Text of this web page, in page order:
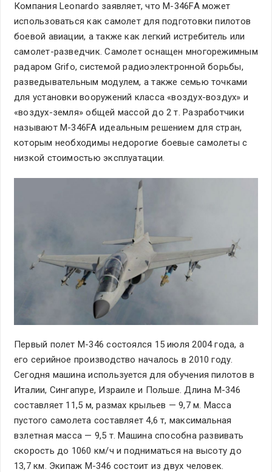
Компания Leonardo заявляет, что M-346FA может
использоваться как самолет для подготовки пилотов
боевой авиации, а также как легкий истребитель или
самолет-разведчик. Самолет оснащен многорежимным
радаром Grifo, системой радиоэлектронной борьбы,
разведывательным модулем, а также семью точками
для установки вооружений класса «воздух-воздух» и
«воздух-земля» общей массой до 2 т. Разработчики
называют M-346FA идеальным решением для стран,
которым необходимы недорогие боевые самолеты с
низкой стоимостью эксплуатации.
Первый полет M-346 состоялся 15 июля 2004 года, а
его серийное производство началось в 2010 году.
Сегодня машина используется для обучения пилотов в
Италии, Сингапуре, Израиле и Польше. Длина M-346
составляет 11,5 м, размах крыльев — 9,7 м. Масса
пустого самолета составляет 4,6 т, максимальная
взлетная масса — 9,5 т. Машина способна развивать
скорость до 1060 км/ч и подниматься на высоту до
13,7 км. Экипаж M-346 состоит из двух человек.